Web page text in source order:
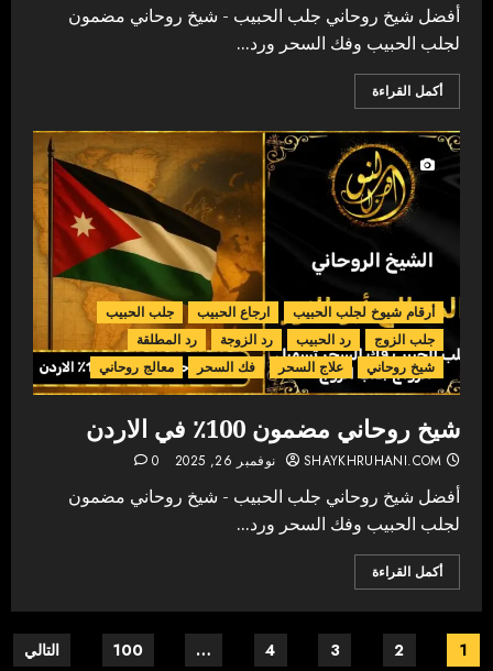
أفضل شيخ روحاني جلب الحبيب - شيخ روحاني مضمون
لجلب الحبيب وفك السحر ورد...
أكمل القراءة
أرقام شيوخ لجلب الحبيب ارجاع الحبيب
جلب الحبيب
جلب الزوج
رد الحبيب رد الزوجة
رد المطلقة
شيخ روحاني
علاج السحر فك السحر معالج روحاني
شيخ روحاني مضمون 100٪ في الاردن
SHAYKHRUHANI.COM نوفمبر 26, 2025 0
أفضل شيخ روحاني جلب الحبيب - شيخ روحاني مضمون
لجلب الحبيب وفك السحر ورد...
أكمل القراءة
Posts
1
2
3
4
…
100 التالي